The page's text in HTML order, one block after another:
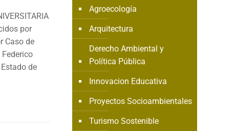
por
Caso de
de
Agroecología
Arquitectura
Derecho Ambiental y
Política Pública
Innovacion Educativa
Proyectos Socioambientales
Turismo Sostenible